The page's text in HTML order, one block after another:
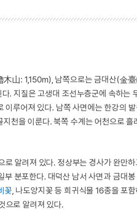
木山: 1,150m), 남쪽으로는 금대산(金
다. 지질은 고생대 조선누층군에 속하는
이루어져 있다. 남쪽 사면에는 한강의
천을 이룬다. 북쪽 수계는 어천으로 흘
알려져 있다. 정상부는 경사가 완만
분포한다. 대덕산 남서 사면과 금대
꽃 , 나도양지꽃 등 희귀식물 16종을 포
으로 알려져 있다.